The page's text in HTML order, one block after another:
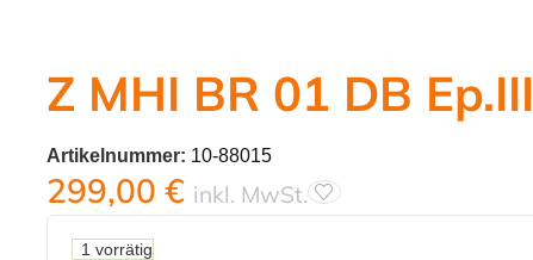
Z MHI BR 01 DB Ep.III
Artikelnummer: 10-88015
299,00 € inkl. MwSt.
1 vorrätig